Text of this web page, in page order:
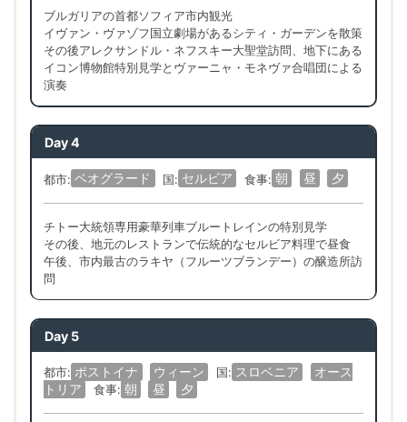
ブルガリアの首都ソフィア市内観光
イヴァン・ヴァゾフ国立劇場があるシティ・ガーデンを散策
その後アレクサンドル・ネフスキー大聖堂訪問、地下にある
イコン博物館特別見学とヴァーニャ・モネヴァ合唱団による
演奏
Day 4
都市: ベオグラード 国: セルビア 食事: 朝 昼 夕
チトー大統領専用豪華列車ブルートレインの特別見学
その後、地元のレストランで伝統的なセルビア料理で昼食
午後、市内最古のラキヤ（フルーツブランデー）の醸造所訪
問
Day 5
都市: ポストイナ ウィーン 国: スロベニア
オース
トリア
食事: 朝 昼 夕